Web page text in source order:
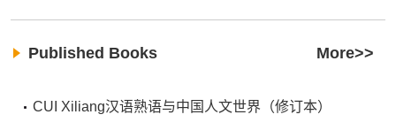
Published Books More>>
CUI Xiliang汉语熟语与中国人文世界（修订本）